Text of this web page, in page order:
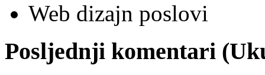
Web dizajn poslovi
Posljednji komentari